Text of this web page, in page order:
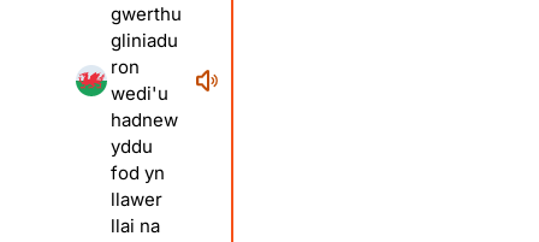
gwerthu
gliniadu
ron
wedi'u
hadnew
yddu
fod yn
llawer
llai na